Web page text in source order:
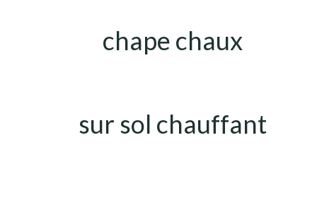
chape chaux
sur sol chauffant